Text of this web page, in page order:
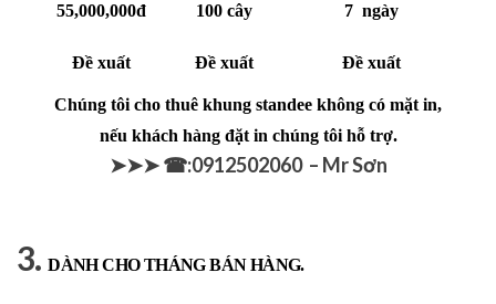
55,000,000đ 100 cây 7 ngày
Đề xuất Đề xuất Đề xuất
Chúng tôi cho thuê khung standee không có mặt in,
nếu khách hàng đặt in chúng tôi hỗ trợ.
➤➤➤ ☎:0912502060 – Mr Sơn
3.DÀNH CHO THÁNG BÁN HÀNG.